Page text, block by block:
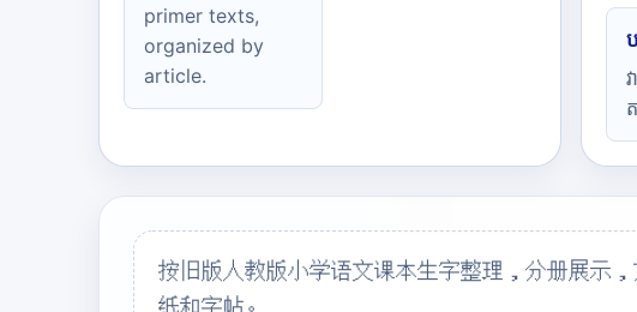
primer texts,
organized by
article.
按旧版人教版小学语文课本生字整理，分册展示
纸和字帖。